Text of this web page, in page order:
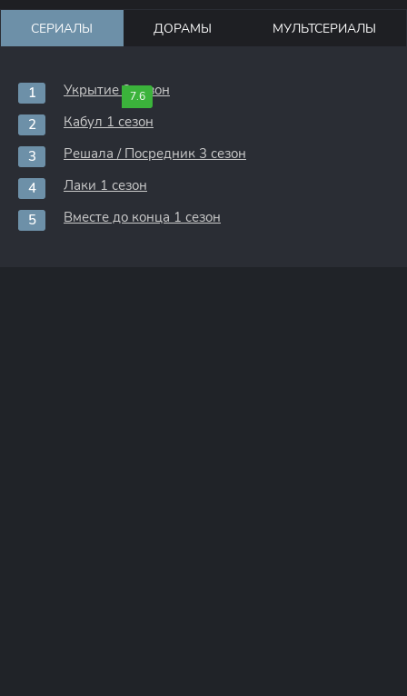
СЕРИАЛЫ ДОРАМЫ МУЛЬТСЕРИАЛЫ
7.6
Укрытие 3 сезон
Кабул 1 сезон
Решала / Посредник 3 сезон
Лаки 1 сезон
Вместе до конца 1 сезон